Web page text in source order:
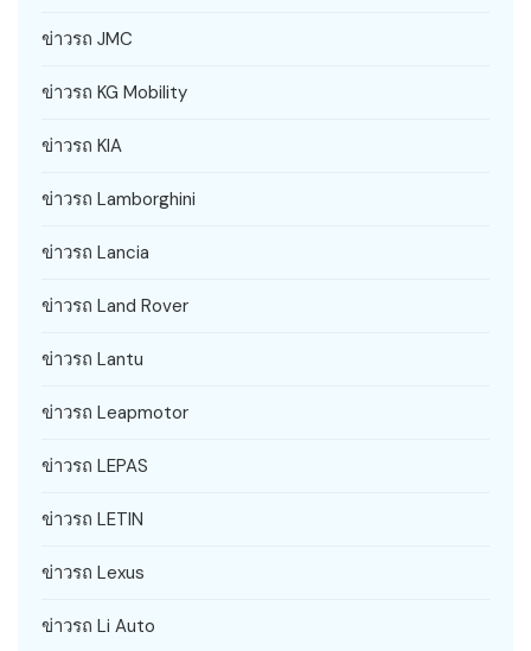
ข่าวรถ JMC
ข่าวรถ KG Mobility
ข่าวรถ KIA
ข่าวรถ Lamborghini
ข่าวรถ Lancia
ข่าวรถ Land Rover
ข่าวรถ Lantu
ข่าวรถ Leapmotor
ข่าวรถ LEPAS
ข่าวรถ LETIN
ข่าวรถ Lexus
ข่าวรถ Li Auto